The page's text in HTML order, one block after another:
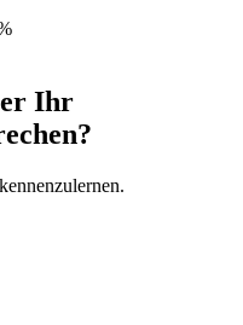
Ihr